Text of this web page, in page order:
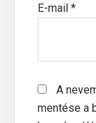
E-mail *
A
mentése a